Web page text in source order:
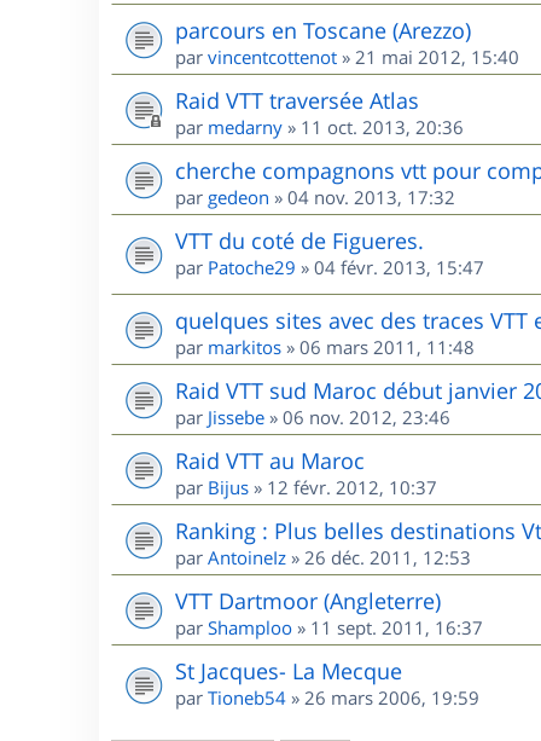
parcours en Toscane (Arezzo)
par vincentcottenot » 21 mai 2012, 15:40
Raid VTT traversée Atlas
par medarny » 11 oct. 2013, 20:36
cherche compagnons vtt pour
par gedeon » 04 nov. 2013, 17:32
VTT du coté de Figueres.
par Patoche29 » 04 févr. 2013, 15:47
quelques sites avec des traces VTT
par markitos » 06 mars 2011, 11:48
Raid VTT sud Maroc début janvier
par Jissebe » 06 nov. 2012, 23:46
Raid VTT au Maroc
par Bijus » 12 févr. 2012, 10:37
Ranking : Plus belles destinations
par AntoineIz » 26 déc. 2011, 12:53
VTT Dartmoor (Angleterre)
par Shamploo » 11 sept. 2011, 16:37
St Jacques- La Mecque
par Tioneb54 » 26 mars 2006, 19:59